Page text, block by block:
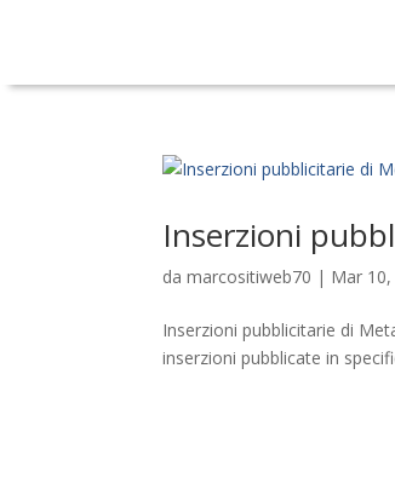
Inserzioni
damarcositiweb70 | Mar
Inserzioni pubblicitarie di
inserzioni pubblicate in